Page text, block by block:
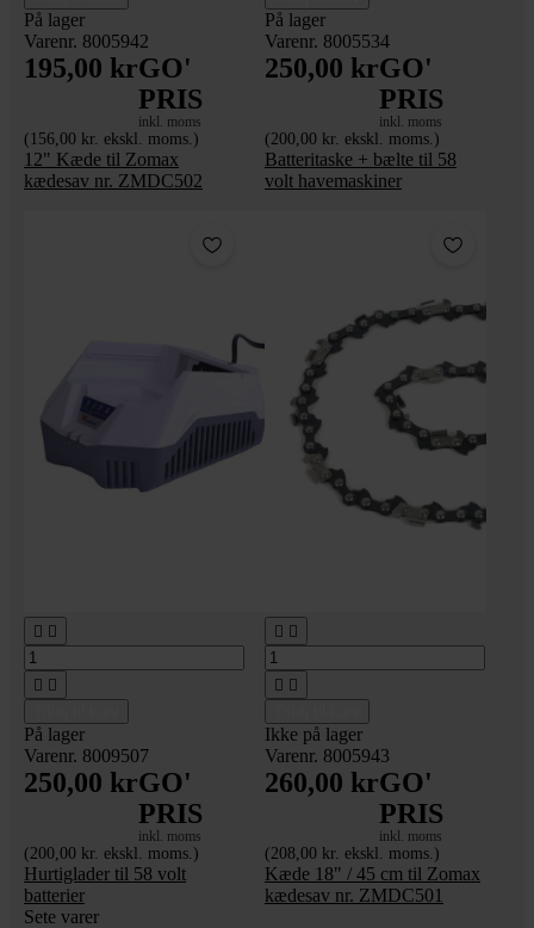
På lager
Varenr. 8005942
195,00 krGO'
PRIS
inkl. moms
(156,00 kr. ekskl. moms.)
12" Kæde til Zomax
kædesav nr. ZMDC502
På lager
Varenr. 8005534
250,00 krGO'
PRIS
inkl. moms
(200,00 kr. ekskl. moms.)
Batteritaske + bælte til 58
volt havemaskiner
 
 
På lager
Varenr. 8009507
250,00 krGO'
PRIS
inkl. moms
(200,00 kr. ekskl. moms.)
Hurtiglader til 58 volt
batterier
 
 
Ikke på lager
Varenr. 8005943
260,00 krGO'
PRIS
inkl. moms
(208,00 kr. ekskl. moms.)
Kæde 18" / 45 cm til Zomax
kædesav nr. ZMDC501
Sete varer